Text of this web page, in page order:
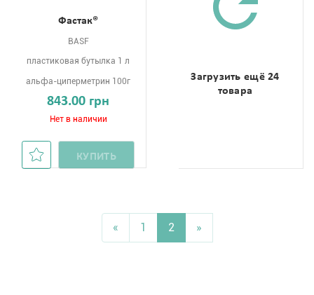
Фастак®
BASF
пластиковая бутылка 1 л
альфа-циперметрин 100г
843.00 грн
Нет в наличии
КУПИТЬ
Загрузить ещё 24
товара
« 1 2 »